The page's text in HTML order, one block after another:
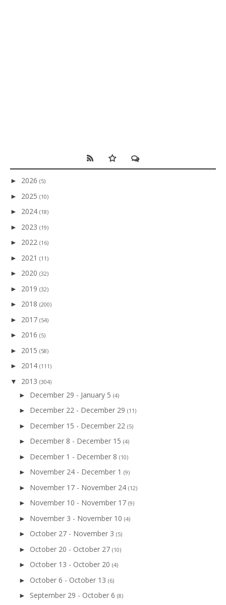
► 2026 (5)
► 2025 (10)
► 2024 (18)
► 2023 (19)
► 2022 (16)
► 2021 (11)
► 2020 (32)
► 2019 (32)
► 2018 (200)
► 2017 (54)
► 2016 (5)
► 2015 (58)
► 2014 (111)
▼ 2013 (304)
► December 29 - January 5 (4)
► December 22 - December 29 (11)
► December 15 - December 22 (5)
► December 8 - December 15 (4)
► December 1 - December 8 (10)
► November 24 - December 1 (9)
► November 17 - November 24 (12)
► November 10 - November 17 (9)
► November 3 - November 10 (4)
► October 27 - November 3 (5)
► October 20 - October 27 (10)
► October 13 - October 20 (4)
► October 6 - October 13 (6)
► September 29 - October 6 (8)